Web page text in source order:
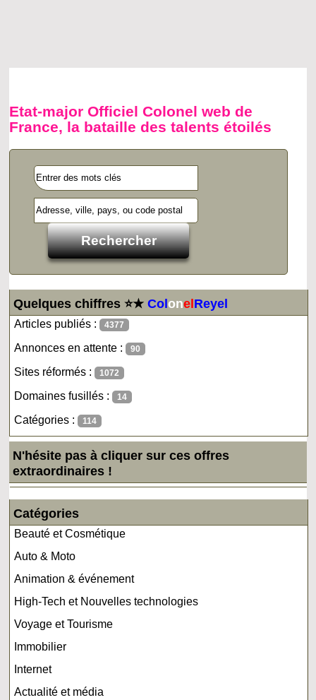
Etat-major Officiel Colonel web de
France, la bataille des talents étoilés
Quelques chiffres ⭐★ColonelReyel
Articles publiés : 4377
Annonces en attente : 90
Sites réformés : 1072
Domaines fusillés : 14
Catégories : 114
N'hésite pas à cliquer sur ces offres
extraordinaires !
Catégories
Beauté et Cosmétique
Auto & Moto
Animation & événement
High-Tech et Nouvelles technologies
Voyage et Tourisme
Immobilier
Internet
Actualité et média